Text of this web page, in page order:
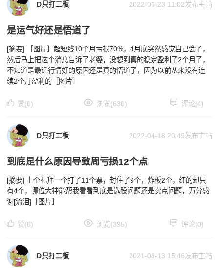
D只打二板 2022-06-23 11:02发布主帖
是运气好还是悟道了
[摘要] ［图片］超短线10个月亏损70%，4月底突然感觉自己会了，
然后马上把这个消息告诉了老婆，没想到真的稳定盈利了2个月了，
不知道是最近行情好的原因还是真的悟道了，因为以前从来没有连
续2个月盈利的［图片］
赞(0) 浏览(630) 评论(4)
D只打二板 2022-04-18 20:49发布主帖
到底是什么原因导致周亏损12个点
[摘要] 上个礼拜一个打了11个票，封住了9个，炸板2个，红的却只
有4个，哪位大神能帮我看看到底是选股问题还是卖点问题，万分感
谢[流泪]［图片］
赞(0) 浏览(395) 评论(0)
D只打二板 2021-08-13 15:46发布主帖